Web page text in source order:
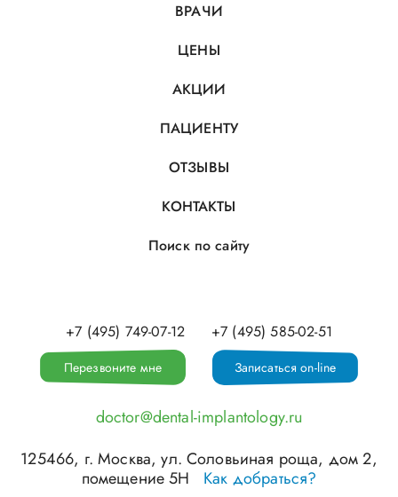
ВРАЧИ
ЦЕНЫ
АКЦИИ
ПАЦИЕНТУ
ОТЗЫВЫ
КОНТАКТЫ
Поиск по сайту
+7 (495) 749-07-12 +7 (495) 585-02-51
Перезвоните мне Записаться on-line
doctor@dental-implantology.ru
125466, г.Москва,ул. Соловьиная роща, дом 2,
помещение 5Н
Как добраться?